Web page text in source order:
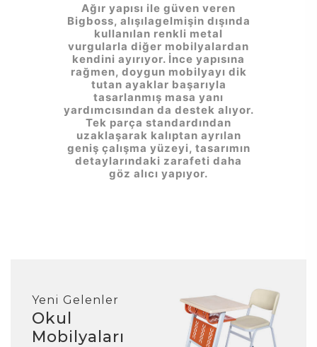
Ağır yapısı ile güven veren
Bigboss, alışılagelmişin dışında
kullanılan renkli metal
vurgularla diğer mobilyalardan
kendini ayırıyor. İnce yapısına
rağmen, doygun mobilyayı dik
tutan ayaklar başarıyla
tasarlanmış masa yanı
yardımcısından da destek alıyor.
Tek parça standardından
uzaklaşarak kalıptan ayrılan
geniş çalışma yüzeyi, tasarımın
detaylarındaki zarafeti daha
göz alıcı yapıyor.
Yeni Gelenler
Okul
Mobilyaları